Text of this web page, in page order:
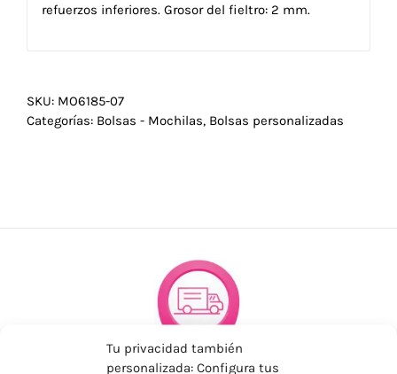
Tu privacidad también
personalizada: Configura tus
refuerzos inferiores. Grosor del fieltro: 2 mm.
SKU: MO6185-07
Categorías: Bolsas - Mochilas, Bolsas personalizadas